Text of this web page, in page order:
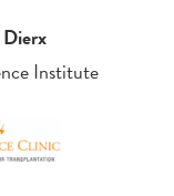
Institute